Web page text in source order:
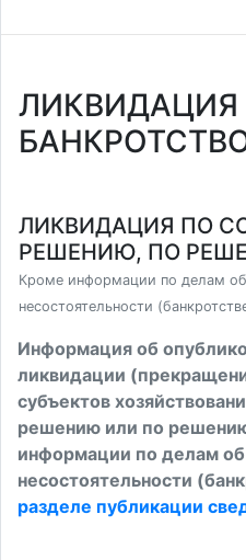
ЛИКВИДАЦИЯ
ЛИКВИДАЦИЯ ПО
РЕШЕНИЮ, ПО
Кроме информации по делам
несостоятельности
Информация об
ликвидации
субъектов
решению или по
информации по делам
несостоятельности
разделе публикации